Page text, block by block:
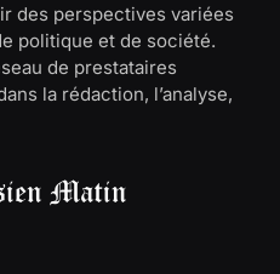
des perspectives variées
politique et de société.
de prestataires
la rédaction, l’analyse,